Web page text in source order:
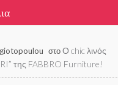
στοΟ chic λινός
της FABBRO Furniture!